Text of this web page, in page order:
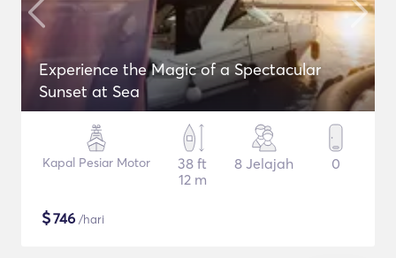
Experience the Magic of a Spectacular
Sunset at Sea
Kapal Pesiar Motor
38 ft
12 m
8 Jelajah 0
$746 /hari